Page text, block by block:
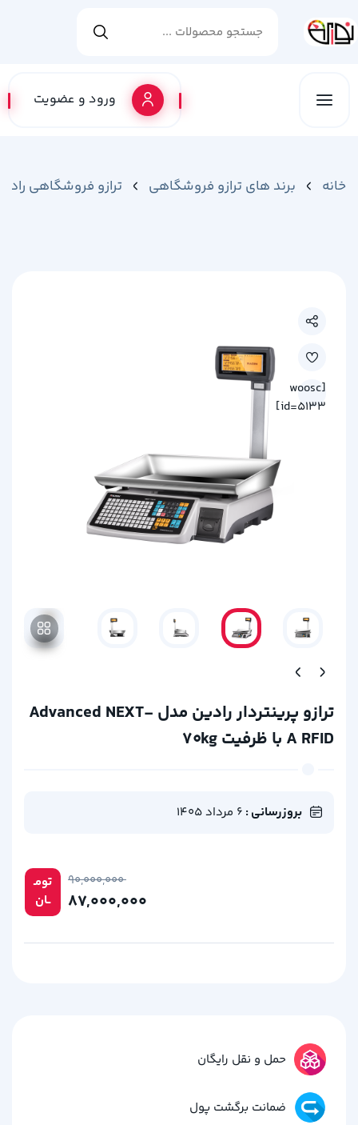
ورود و عضویت
خانه برند های ترازو فروشگاهی ترازو فروشگاهی
[woosc
id=5133]
ترازو پرینتردار رادین مدل Advanced NEXT-
A RFID با ظرفیت ۷۰kg
بروزرسانی : 6 مرداد 1405
تومـ
ــان
۹۰,۰۰۰,۰۰۰
حمل و نقل رایگان
ضمانت برگشت پول